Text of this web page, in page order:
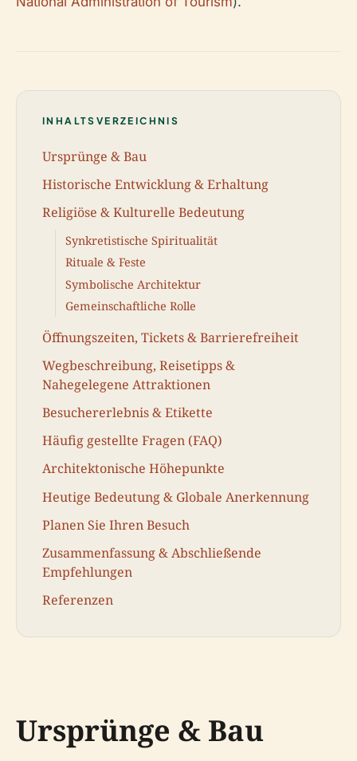
INHALTSVERZEICHNIS
Ursprünge & Bau
Historische Entwicklung & Erhaltung
Religiöse & Kulturelle Bedeutung
Synkretistische Spiritualität
Rituale & Feste
Symbolische Architektur
Gemeinschaftliche Rolle
Öffnungszeiten, Tickets & Barrierefreiheit
Wegbeschreibung, Reisetipps &
Nahegelegene Attraktionen
Besuchererlebnis & Etikette
Häufig gestellte Fragen (FAQ)
Architektonische Höhepunkte
Heutige Bedeutung & Globale Anerkennung
Planen Sie Ihren Besuch
Zusammenfassung & Abschließende
Empfehlungen
Referenzen
Ursprünge & Bau